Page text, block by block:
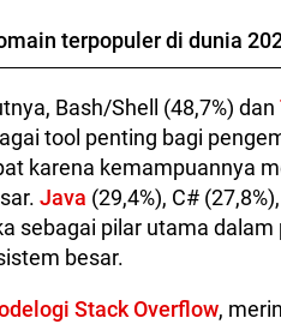
terpopuler di dunia
Bash/Shell (48,7%) dan
tool penting bagi
karena kemampuannya
Java (29,4%), C#
sebagai pilar utama
besar.
Stack Overflow,